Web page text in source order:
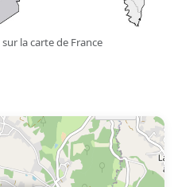
sur la carte de France